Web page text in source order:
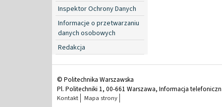
Inspektor Ochrony Danych
Informacje o przetwarzaniu
danych osobowych
Redakcja
© Politechnika Warszawska
Pl. Politechniki 1, 00-661 Warszawa, Informacja
Kontakt Mapa strony